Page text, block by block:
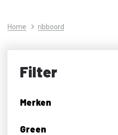
Home ribboord
Filter
Merken
Green